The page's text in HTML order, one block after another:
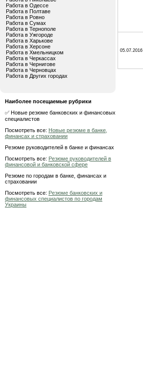
Работа в Одессе
Работа в Полтаве
Работа в Ровно
Работа в Сумах
Работа в Тернополе
Работа в Ужгороде
Работа в Харькове
Работа в Херсоне
Работа в Хмельницком
Работа в Черкассах
Работа в Чернигове
Работа в Черновцах
Работа в Других городах
Наиболее посещаемые рубрики
✅ Новые резюме банковских и финансовых
специалистов
Посмотреть все: Новые резюме в банке,
финансах и страховании
Резюме руководителей в банке и финансах
Посмотреть все: Резюме руководителей в
финансовой и банковской сфере
Резюме по городам в банке, финансах и
страховании
Посмотреть все: Резюме банковских и
финансовых специалистов по городам
Украины
05.07.2016